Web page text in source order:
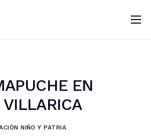
EN
NIÑO Y PATRIA